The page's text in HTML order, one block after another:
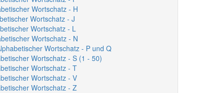
Wortschatz - H
Wortschatz - J
Wortschatz - L
Wortschatz - N
Wortschatz - P und Q
Wortschatz - S (1 - 50)
Wortschatz - T
Wortschatz - V
Wortschatz - Z